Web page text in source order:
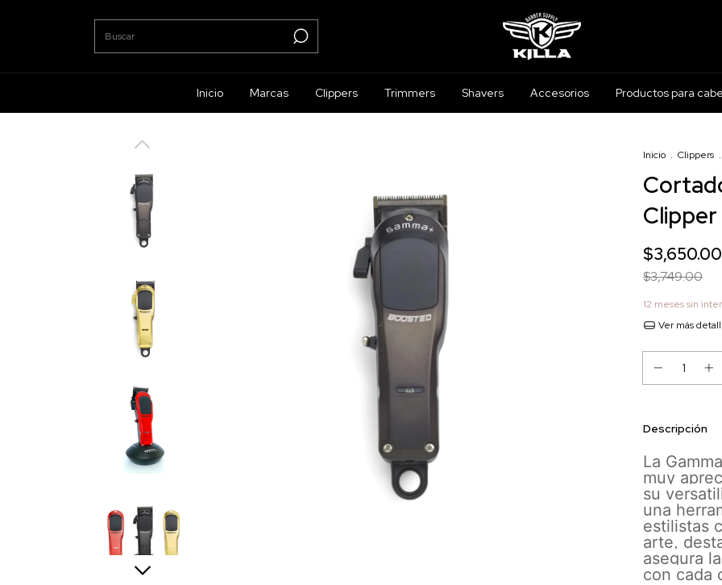
Inicio Marcas Clippers Trimmers Shavers Accesorios Productos para
Inicio . Clippers .
Clipper
$3,650.00
$3,749.00
12 meses sin
Ver más
Descripción
La
muy
su
una
estilistas
arte,
asegura
con cada